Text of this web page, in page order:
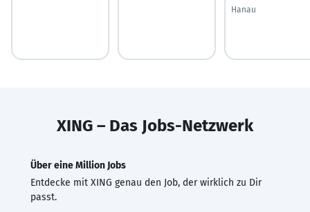
Hanau
XING – Das Jobs-Netzwerk
Über eine Million Jobs
Entdecke mit XING genau den Job, der wirklich zu Dir
passt.